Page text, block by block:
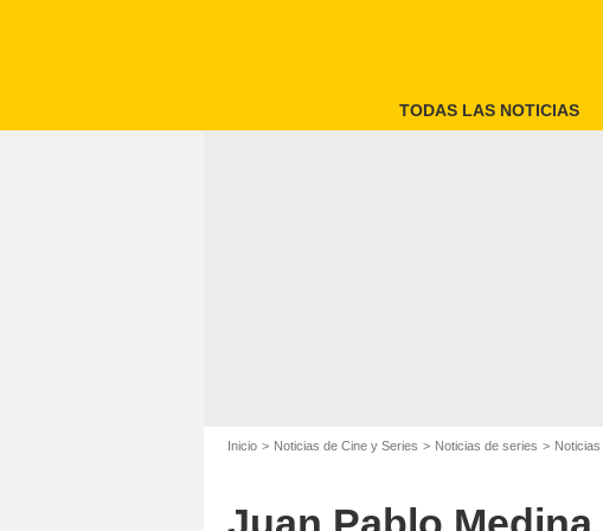
TODAS LAS NOTICIAS
Inicio Noticias de Cine y Series Noticias de series